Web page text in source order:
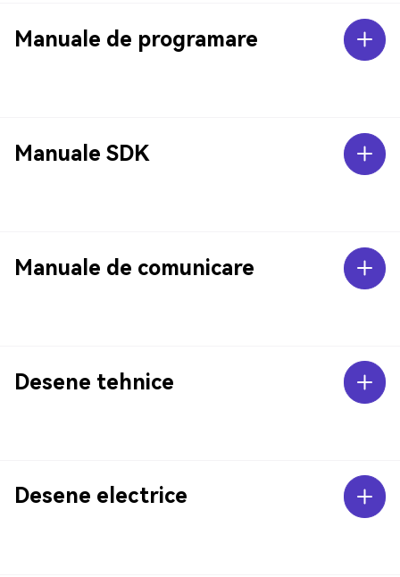
Manuale de programare
Manuale SDK
Manuale de comunicare
Desene tehnice
Desene electrice